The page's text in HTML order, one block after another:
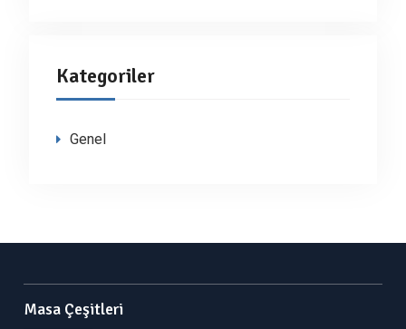
Kategoriler
Genel
Masa Çeşitleri